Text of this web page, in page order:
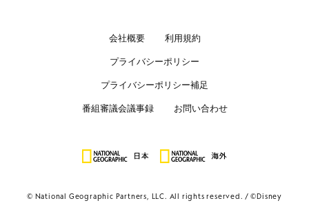
会社概要 利用規約
プライバシーポリシー
プライバシーポリシー補足
番組審議会議事録 お問い合わせ
© National Geographic Partners, LLC. All rights reserved. ©Disney